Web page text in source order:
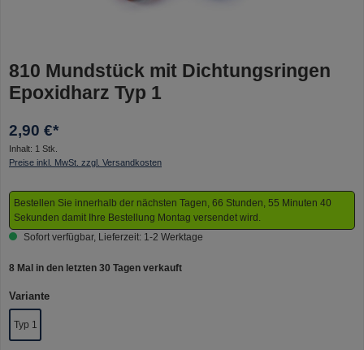
810 Mundstück mit Dichtungsringen
Epoxidharz Typ 1
2,90 €*
Inhalt: 1 Stk.
Preise inkl. MwSt. zzgl. Versandkosten
Bestellen Sie innerhalb der nächsten Tagen, 66 Stunden, 55 Minuten 40
Sekunden damit Ihre Bestellung Montag versendet wird.
Sofort verfügbar, Lieferzeit: 1-2 Werktage
8 Mal in den letzten 30 Tagen verkauft
Varianteauswählen
Typ 1